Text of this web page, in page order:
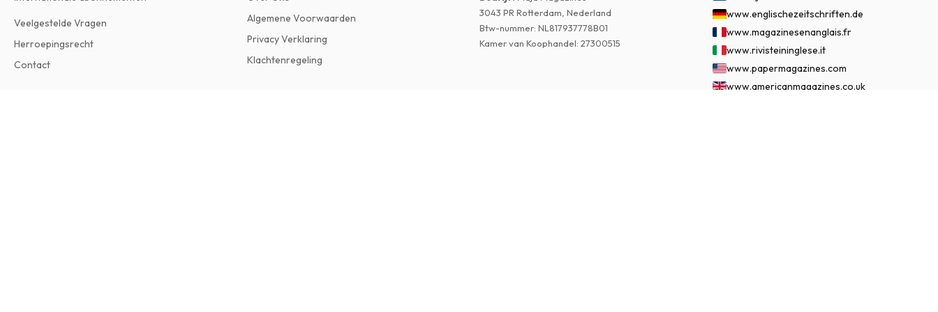
Veelgestelde Vragen
Herroepingsrecht
Contact
Algemene Voorwaarden
Privacy Verklaring
Klachtenregeling
3043 PR Rotterdam, Nederland
Btw-nummer: NL817937778B01
Kamer van Koophandel: 27300515
www.englischezeitschriften.de
www.magazinesenanglais.fr
www.rivisteininglese.it
www.papermagazines.com
www.americanmagazines.co.uk